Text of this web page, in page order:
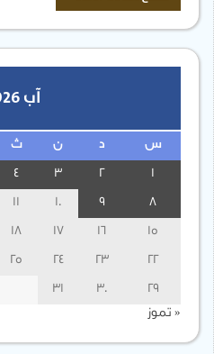
آب 2026
س ن ث
3
15
16
17
18
22
23
24
25
29
30
31
« تموز